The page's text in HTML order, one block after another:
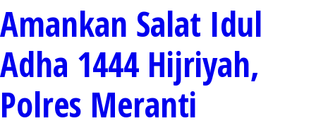
Amankan Salat Idul
Adha 1444 Hijriyah,
Polres Meranti